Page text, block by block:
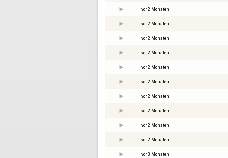
vor 2 Monaten
vor 2 Monaten
vor 2 Monaten
vor 2 Monaten
vor 2 Monaten
vor 2 Monaten
vor 2 Monaten
vor 2 Monaten
vor 2 Monaten
vor 2 Monaten
vor 3 Monaten